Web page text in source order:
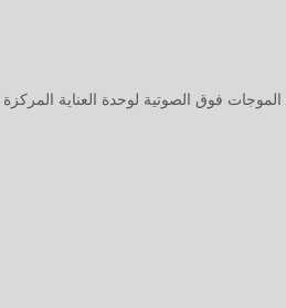
الموجات فوق الصوتية لوحدة العناية المركزة